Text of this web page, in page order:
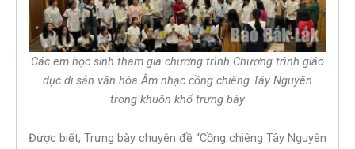
Các em học sinh tham gia chương trình Chương trình giáo
dục di sản văn hóa Âm nhạc cồng chiêng Tây Nguyên
trong khuôn khổ trưng bày
Được biết, Trưng bày chuyên đề “Cồng chiêng Tây Nguyên